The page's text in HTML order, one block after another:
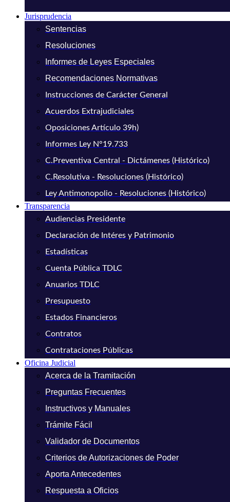
Jurisprudencia
Sentencias
Resoluciones
Informes de Leyes Especiales
Recomendaciones Normativas
Instrucciones de Carácter General
Acuerdos Extrajudiciales
Oposiciones Artículo 39h)
Informes Ley N°19.733
C.Preventiva Central - Dictámenes (Histórico)
C.Resolutiva - Resoluciones (Histórico)
Ley Antimonopolio - Resoluciones (Histórico)
Transparencia
Audiencias Presidente
Declaración de Intéres y Patrimonio
Estadísticas
Cuenta Pública TDLC
Anuarios TDLC
Presupuesto
Estados Financieros
Contratos
Contrataciones Públicas
Oficina Judicial
Acerca de la Tramitación
Preguntas Frecuentes
Instructivos y Manuales
Trámite Fácil
Validador de Documentos
Criterios de Autorizaciones de Poder
Aporta Antecedentes
Respuesta a Oficios